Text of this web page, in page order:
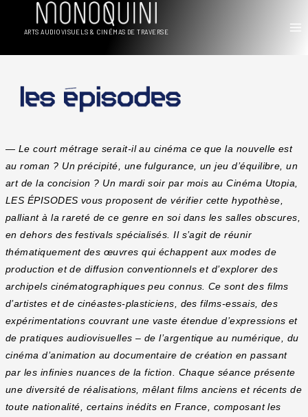
ARTS AUDIOVISUELS & CINÉMAS DE TRAVERSE
— Le court métrage serait-il au cinéma ce que la nouvelle est
au roman ? Un précipité, une fulgurance, un jeu d’équilibre, un
art de la concision ? Un mardi soir par mois au Cinéma Utopia,
LES ÉPISODES vous proposent de vérifier cette hypothèse,
palliant à la rareté de ce genre en soi dans les salles obscures,
en dehors des festivals spécialisés. Il s’agit de réunir
thématiquement des œuvres qui échappent aux modes de
production et de diffusion conventionnels et d’explorer des
archipels cinématographiques peu connus. Ce sont des films
d’artistes et de cinéastes-plasticiens, des films-essais, des
expérimentations couvrant une vaste étendue d’expressions et
de pratiques audiovisuelles – de l’argentique au numérique, du
cinéma d’animation au documentaire de création en passant
par les infinies nuances de la fiction. Chaque séance présente
une diversité de réalisations, mêlant films anciens et récents de
toute nationalité, certains inédits en France, composant les